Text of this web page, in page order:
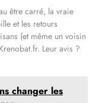
être carré, la vraie
et les retours
(et même un voisin
Leur avis ?
changer les